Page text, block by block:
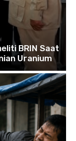
BRIN Saat
Uranium